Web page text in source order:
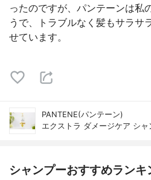
ったのですが、パンテーンは私
うで、トラブルなく髪もサラサ
せています。
PANTENE(パンテーン)
エクストラ ダメージケア シャ
シャンプーおすすめランキ